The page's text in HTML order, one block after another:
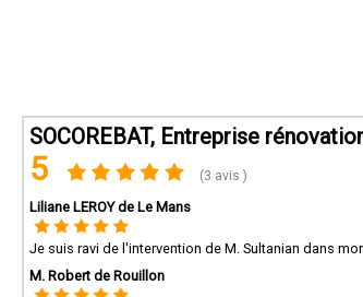
SOCOREBAT, Entreprise
5 (3 avis )
Liliane LEROY de Le Mans
Je suis ravi de l'intervention de M. Sultanian dans
M. Robert de Rouillon